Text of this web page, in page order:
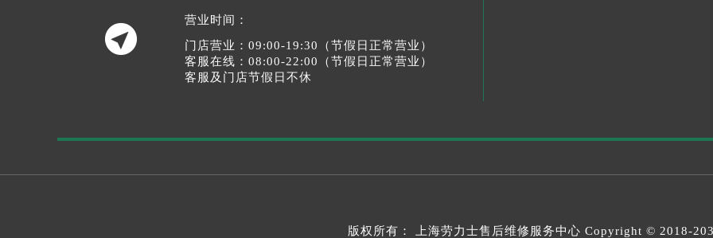

营业时间：
门店营业：09:00-19:30（节假日正常营业）
客服在线：08:00-22:00（节假日正常营业）
客服及门店节假日不休
版权所有： 上海劳力士售后维修服务中心 Copyright © 2018-